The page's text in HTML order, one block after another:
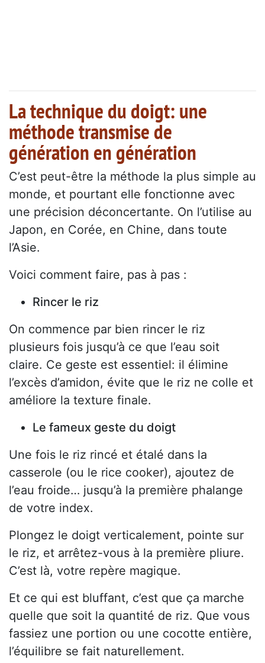
La technique du doigt: une
méthode transmise de
génération en génération
C’est peut-être la méthode la plus simple au
monde, et pourtant elle fonctionne avec
une précision déconcertante. On l’utilise au
Japon, en Corée, en Chine, dans toute
l’Asie.
Voici comment faire, pas à pas :
Rincer le riz
On commence par bien rincer le riz
plusieurs fois jusqu’à ce que l’eau soit
claire. Ce geste est essentiel: il élimine
l’excès d’amidon, évite que le riz ne colle et
améliore la texture finale.
Le fameux geste du doigt
Une fois le riz rincé et étalé dans la
casserole (ou le rice cooker), ajoutez de
l’eau froide… jusqu’à la première phalange
de votre index.
Plongez le doigt verticalement, pointe sur
le riz, et arrêtez-vous à la première pliure.
C’est là, votre repère magique.
Et ce qui est bluffant, c’est que ça marche
quelle que soit la quantité de riz. Que vous
fassiez une portion ou une cocotte entière,
l’équilibre se fait naturellement.